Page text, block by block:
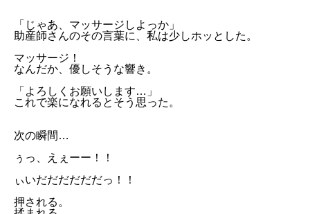
「じゃあ、マッサージしよっか」
助産師さんのその言葉に、私は少しホッとした。
マッサージ！
なんだか、優しそうな響き。
「よろしくお願いします…」
これで楽になれるとそう思った。
次の瞬間…
ぅっ、えぇーー！！
ぃいだだだだだだっ！！
押される。